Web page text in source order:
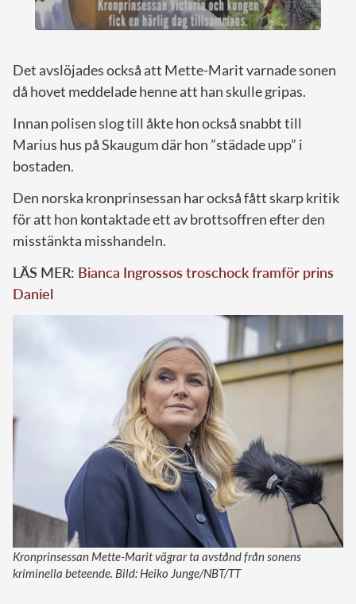
Det avslöjades också att Mette-Marit varnade sonen
då hovet meddelade henne att han skulle gripas.
Innan polisen slog till åkte hon också snabbt till
Marius hus på Skaugum där hon ”städade upp” i
bostaden.
Den norska kronprinsessan har också fått skarp kritik
för att hon kontaktade ett av brottsoffren efter den
misstänkta misshandeln.
LÄS MER: Bianca Ingrossos troschock framför prins
Daniel
Kronprinsessan Mette-Marit vägrar ta avstånd från sonens
kriminella beteende. Bild: Heiko Junge/NBT/TT